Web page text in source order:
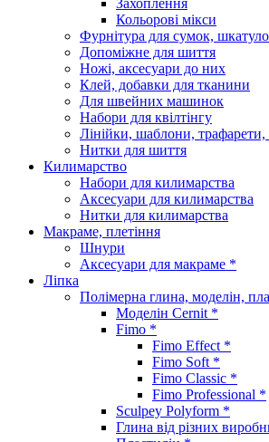
Кольорові мікси
Фурнітура для сумок,
Допоміжне для шиття
Ножі, аксесуари до них
Клей, добавки для тканини
Для швейних машинок
Набори для квілтінгу
Лінійки, шаблони, трафарети,
Нитки для шиття
Килимарство
Набори для килимарства
Аксесуари для килимарства
Нитки для килимарства
Макраме, плетіння
Шнури
Аксесуари для макраме *
Ліпка
Полімерна глина, моделін,
Моделін Cernit *
Fimo *
Fimo Effect *
Fimo Soft *
Fimo Classic *
Fimo Professional *
Sculpey Polyform *
Глина від різних